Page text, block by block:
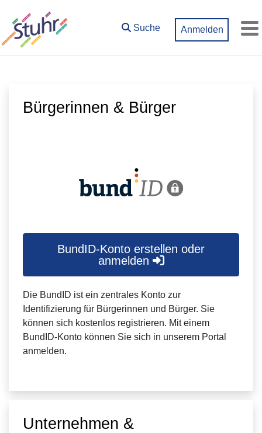
Zum Hauptinhalt springen
Suche Anmelden
Bürgerinnen & Bürger
BundID-Konto erstellen oder
anmelden
Die BundID ist ein zentrales Konto zur
Identifizierung für Bürgerinnen und Bürger. Sie
können sich kostenlos registrieren. Mit einem
BundID-Konto können Sie sich in unserem Portal
anmelden.
Unternehmen &